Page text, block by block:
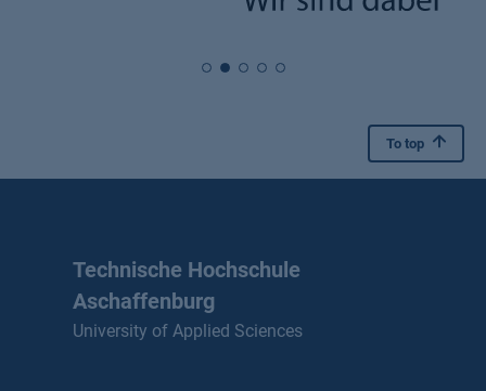
To top
Technische Hochschule
Aschaffenburg
University of Applied Sciences